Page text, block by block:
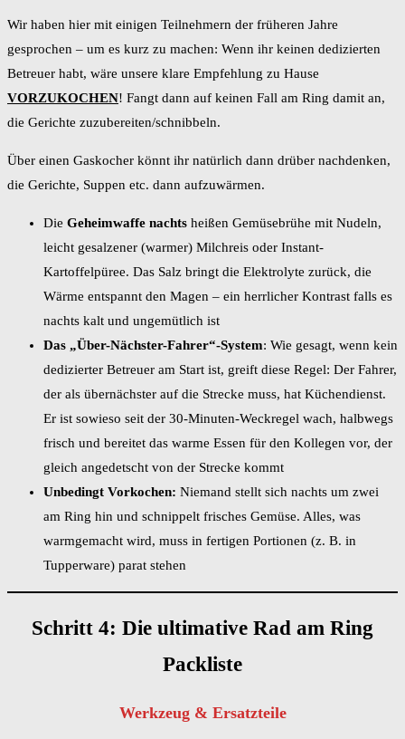
Wir haben hier mit einigen Teilnehmern der früheren Jahre
gesprochen – um es kurz zu machen: Wenn ihr keinen dedizierten
Betreuer habt, wäre unsere klare Empfehlung zu Hause
VORZUKOCHEN! Fangt dann auf keinen Fall am Ring damit an,
die Gerichte zuzubereiten/schnibbeln.
Über einen Gaskocher könnt ihr natürlich dann drüber nachdenken,
die Gerichte, Suppen etc. dann aufzuwärmen.
Die Geheimwaffe nachts heißen Gemüsebrühe mit Nudeln,
leicht gesalzener (warmer) Milchreis oder Instant-
Kartoffelpüree. Das Salz bringt die Elektrolyte zurück, die
Wärme entspannt den Magen – ein herrlicher Kontrast falls es
nachts kalt und ungemütlich ist
Das „Über-Nächster-Fahrer“-System: Wie gesagt, wenn kein
dedizierter Betreuer am Start ist, greift diese Regel: Der Fahrer,
der als übernächster auf die Strecke muss, hat Küchendienst.
Er ist sowieso seit der 30-Minuten-Weckregel wach, halbwegs
frisch und bereitet das warme Essen für den Kollegen vor, der
gleich angedetscht von der Strecke kommt
Unbedingt Vorkochen: Niemand stellt sich nachts um zwei
am Ring hin und schnippelt frisches Gemüse. Alles, was
warmgemacht wird, muss in fertigen Portionen (z. B. in
Tupperware) parat stehen
Schritt 4: Die ultimative Rad am Ring
Packliste
Werkzeug & Ersatzteile